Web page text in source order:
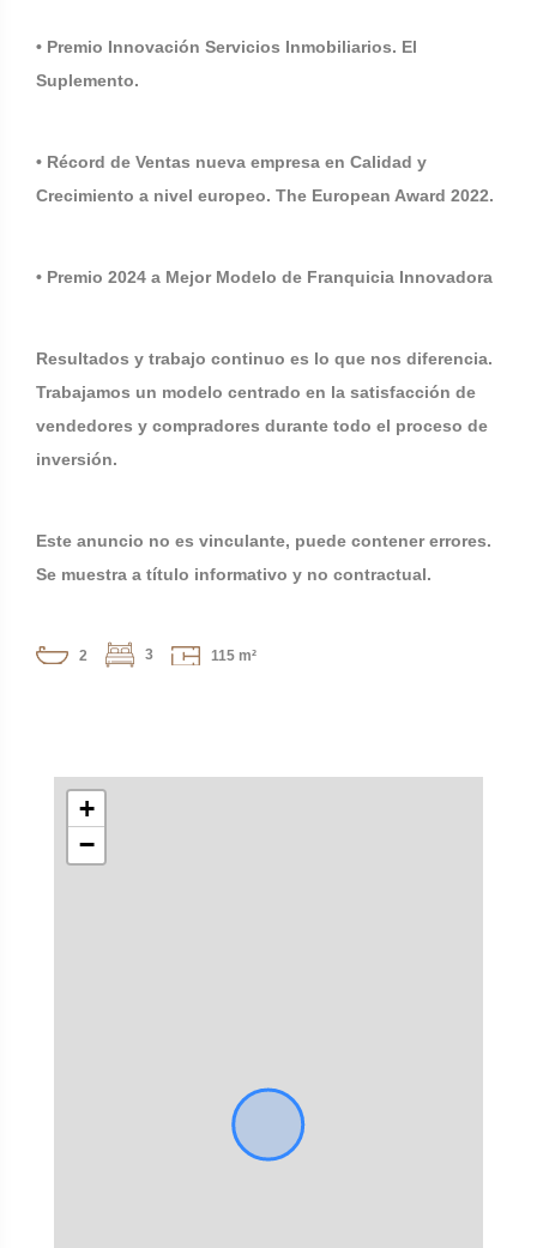
• Premio Innovación Servicios Inmobiliarios. El
Suplemento.
• Récord de Ventas nueva empresa en Calidad y
Crecimiento a nivel europeo. The European Award 2022.
• Premio 2024 a Mejor Modelo de Franquicia Innovadora
Resultados y trabajo continuo es lo que nos diferencia.
Trabajamos un modelo centrado en la satisfacción de
vendedores y compradores durante todo el proceso de
inversión.
Este anuncio no es vinculante, puede contener errores.
Se muestra a título informativo y no contractual.
2 3 115 m²
+
−